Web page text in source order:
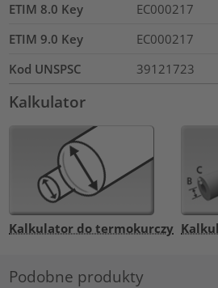
ETIM 8.0 Key
EC000217
ETIM 9.0 Key
EC000217
Kod UNSPSC
39121723
Kalkulator
Kalkulator do termokurczy
Podobne produkty